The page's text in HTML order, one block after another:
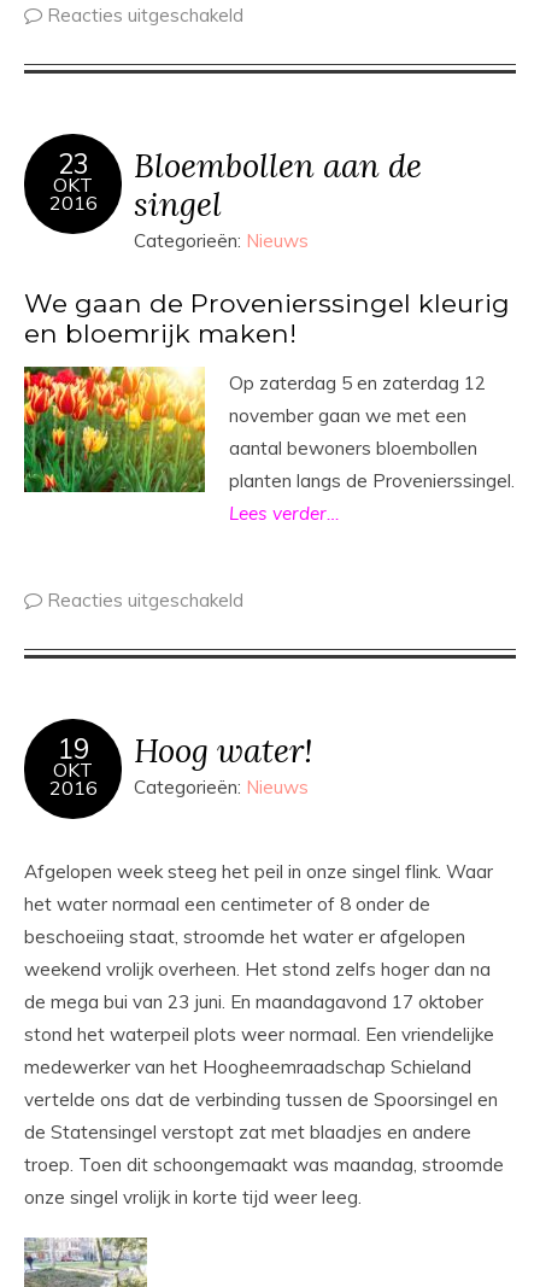
Reacties uitgeschakeld
23
OKT
2016
Bloembollen aan de
singel
Categorieën: Nieuws
We gaan de Provenierssingel kleurig
en bloemrijk maken!
Op zaterdag 5 en zaterdag 12
november gaan we met een
aantal bewoners bloembollen
planten langs de Provenierssingel.
Lees verder…
Reacties uitgeschakeld
19
OKT
2016
Hoog water!
Categorieën: Nieuws
Afgelopen week steeg het peil in onze singel flink. Waar
het water normaal een centimeter of 8 onder de
beschoeiing staat, stroomde het water er afgelopen
weekend vrolijk overheen. Het stond zelfs hoger dan na
de mega bui van 23 juni. En maandagavond 17 oktober
stond het waterpeil plots weer normaal. Een vriendelijke
medewerker van het Hoogheemraadschap Schieland
vertelde ons dat de verbinding tussen de Spoorsingel en
de Statensingel verstopt zat met blaadjes en andere
troep. Toen dit schoongemaakt was maandag, stroomde
onze singel vrolijk in korte tijd weer leeg.